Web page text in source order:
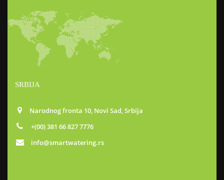
SRBIJA
Narodnog fronta 10, Novi Sad, Srbija
+(00) 381 66 827 7776
info@smartwatering.rs